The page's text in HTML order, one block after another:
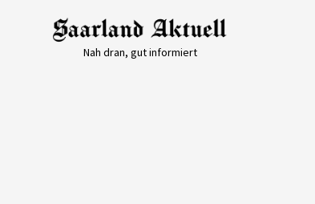
Nah dran, gut informiert